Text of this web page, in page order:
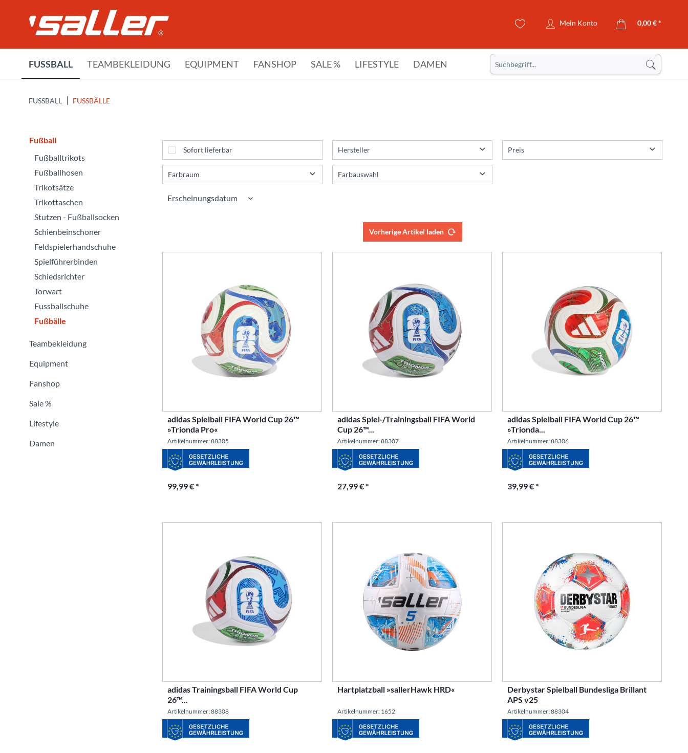
Mein Konto 0,00 € *
FUSSBALL TEAMBEKLEIDUNG EQUIPMENT FANSHOP SALE % LIFESTYLE DAMEN
FUSSBALL FUSSBÄLLE
Fußball
Fußballtrikots
Fußballhosen
Trikotsätze
Trikottaschen
Stutzen - Fußballsocken
Schienbeinschoner
Feldspielerhandschuhe
Spielführerbinden
Schiedsrichter
Torwart
Fussballschuhe
Fußbälle
Teambekleidung
Equipment
Fanshop
Sale %
Lifestyle
Damen
Sofort lieferbar Hersteller
Adidas
Derbystar
Preis
Farbraum Farbauswahl
430 weiß-schwarz
Vorherige Artikel laden
adidas Spielball FIFA World Cup 26™
»Trionda Pro«
Artikelnummer: 88305
99,99 € *
adidas Spiel-/Trainingsball FIFA World
Cup 26™...
Artikelnummer: 88307
27,99 € *
adidas Spielball FIFA World Cup 26™
»Trionda...
Artikelnummer: 88306
39,99 € *
adidas Trainingsball FIFA World Cup
26™...
Artikelnummer: 88308
Hartplatzball »sallerHawk HRD«
Artikelnummer: 1652
Derbystar Spielball Bundesliga Brillant
APS v25
Artikelnummer: 88304